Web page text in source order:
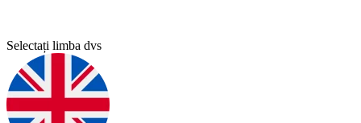
Selectați limba dvs